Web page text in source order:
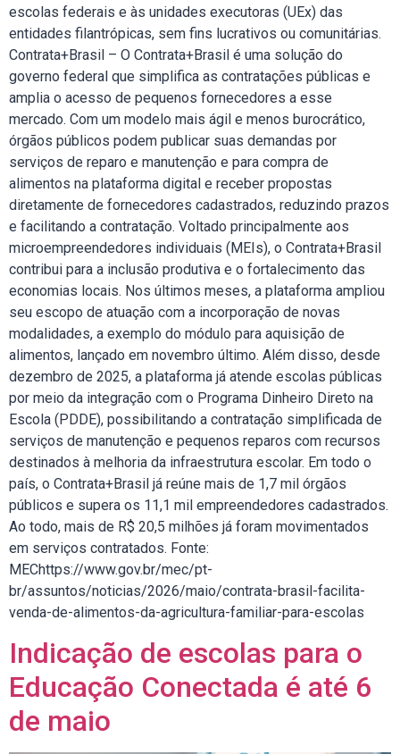
escolas federais e às unidades executoras (UEx) das
entidades filantrópicas, sem fins lucrativos ou comunitárias.
Contrata+Brasil – O Contrata+Brasil é uma solução do
governo federal que simplifica as contratações públicas e
amplia o acesso de pequenos fornecedores a esse
mercado. Com um modelo mais ágil e menos burocrático,
órgãos públicos podem publicar suas demandas por
serviços de reparo e manutenção e para compra de
alimentos na plataforma digital e receber propostas
diretamente de fornecedores cadastrados, reduzindo prazos
e facilitando a contratação. Voltado principalmente aos
microempreendedores individuais (MEIs), o Contrata+Brasil
contribui para a inclusão produtiva e o fortalecimento das
economias locais. Nos últimos meses, a plataforma ampliou
seu escopo de atuação com a incorporação de novas
modalidades, a exemplo do módulo para aquisição de
alimentos, lançado em novembro último. Além disso, desde
dezembro de 2025, a plataforma já atende escolas públicas
por meio da integração com o Programa Dinheiro Direto na
Escola (PDDE), possibilitando a contratação simplificada de
serviços de manutenção e pequenos reparos com recursos
destinados à melhoria da infraestrutura escolar. Em todo o
país, o Contrata+Brasil já reúne mais de 1,7 mil órgãos
públicos e supera os 11,1 mil empreendedores cadastrados.
Ao todo, mais de R$ 20,5 milhões já foram movimentados
em serviços contratados. Fonte:
MEChttps://www.gov.br/mec/pt-
br/assuntos/noticias/2026/maio/contrata-brasil-facilita-
venda-de-alimentos-da-agricultura-familiar-para-escolas
Indicação de escolas para o
Educação Conectada é até 6
de maio